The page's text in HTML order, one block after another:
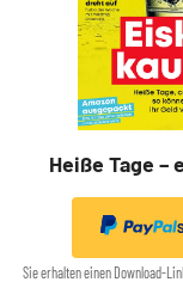
Heiße Tage
Sie erhalten einen Download-